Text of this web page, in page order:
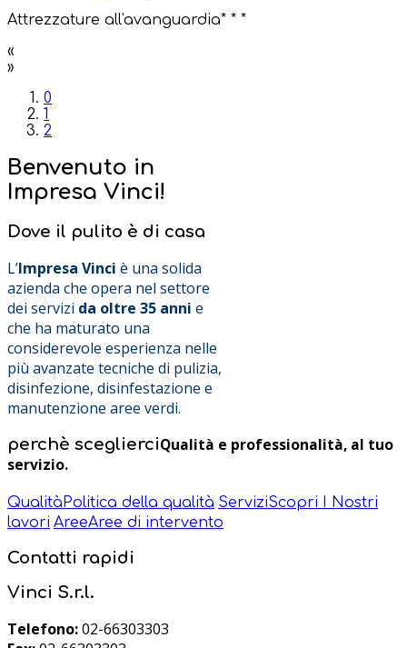
Attrezzature all'avanguardia* * *
«
»
0
1
2
Benvenuto in
Impresa Vinci!
Dove il pulito è di casa
L’Impresa Vinci è una solida
azienda che opera nel settore
dei servizi da oltre 35 anni e
che ha maturato una
considerevole esperienza nelle
più avanzate tecniche di pulizia,
disinfezione, disinfestazione e
manutenzione aree verdi.
perchè sceglierciQualità e professionalità, al tuo
servizio.
QualitàPolitica della qualità ServiziScopri I Nostri
lavori AreeAree di intervento
Contatti rapidi
Vinci S.r.l.
Telefono:02-66303303